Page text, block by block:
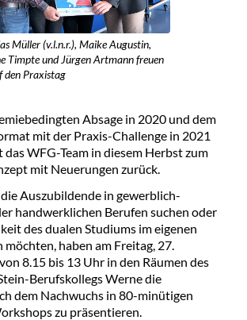
Müller (v.l.n.r.), Maike Augustin,
Timpte und Jürgen Artmann freuen
den Praxistag
Absage in 2020 und dem
mit der Praxis-Challenge in 2021
WFG-Team in diesem Herbst zum
mit Neuerungen zurück.
Auszubildende in gewerblich-
handwerklichen Berufen suchen oder
des dualen Studiums im eigenen
haben am Freitag, 27.
8.15 bis 13 Uhr in den Räumen des
Berufskollegs Werne die
dem Nachwuchs in 80-minütigen
zu präsentieren.